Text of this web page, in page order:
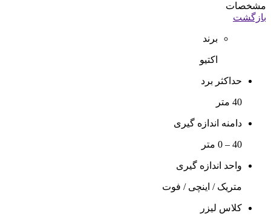
مشخصات
بازگشت
برند
اکتیو
حداکثر برد
40 متر
دامنه اندازه گیری
40 – 0 متر
واحد اندازه گیری
متریک / اینچی / فوت
کلاس لیزر